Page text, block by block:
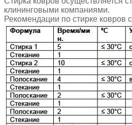
клининговыми компаниями.
Рекомендации по стирке ковров